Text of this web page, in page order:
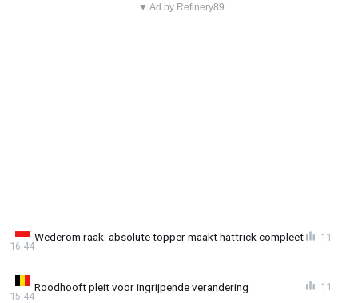
▼ Ad by Refinery89
Wederom raak: absolute topper maakt hattrick compleet
16:44
11
Roodhooft pleit voor ingrijpende verandering
15:44
11